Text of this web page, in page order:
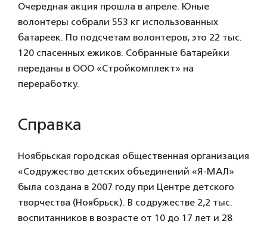
Очередная акция прошла в апреле. Юные
волонтеры собрали 553 кг использованных
батареек. По подсчетам волонтеров, это 22 тыс.
120 спасенных ежиков. Собранные батарейки
переданы в ООО «Стройкомплект» на
переработку.
Справка
Ноябрьская городская общественная организация
«Содружество детских объединений «Я-МАЛ»
была создана в 2007 году при Центре детского
творчества (Ноябрьск). В содружестве 2,2 тыс.
воспитанников в возрасте от 10 до 17 лет и 28